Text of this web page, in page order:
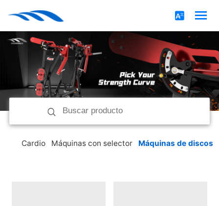
Cardio Máquinas con selector Máquinas de discos